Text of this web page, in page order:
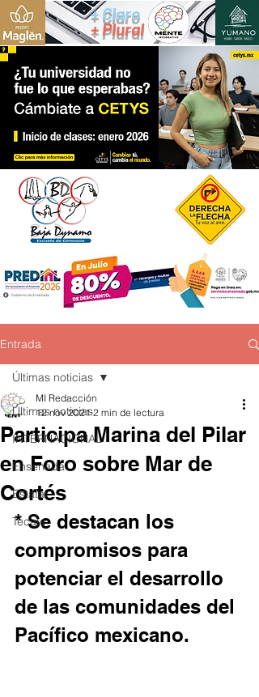
+ Claro
+ Plural
Entrada
Últimas noticias
INTERNACIONAL
Ensenada
Estatal
Tecate
Últimas noticias
Participa Marina del Pilar
en Foro sobre Mar de
Cortés
MI Redacción
12 nov 2021 2 min de lectura
* Se destacan los
compromisos para
potenciar el desarrollo
de las comunidades del
Pacífico mexicano.